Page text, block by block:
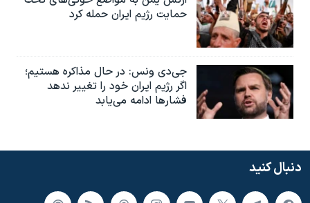
حمایت رژیم ایران حمله کرد
جی‌دی ونس: در حال مذاکره هستیم؛
اگر رژیم ایران خود را تغییر ندهد
فشارها ادامه می‌یابد
دنبال کنید